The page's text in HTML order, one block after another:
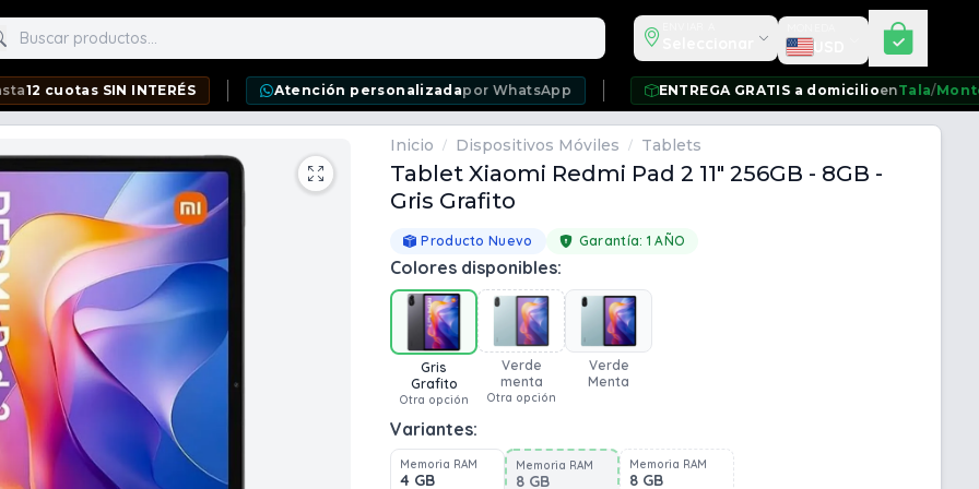
productos Seleccionar moneda
USD
SIN INTERÉS Atención personalizadapor WhatsApp ENTREGA GRATIS a domicilio enTala/ Montevideo/
Inicio / Dispositivos Móviles / Tablets
Tablet Xiaomi Redmi Pad 2 11" 256GB - 8GB -
Gris Grafito
Producto Nuevo Garantía: 1 AÑO
Colores disponibles:
Gris
Grafito
Otra opción
Verde
menta
Otra opción
Verde
Menta
Variantes:
Memoria RAM
4 GB
Memoria RAM
8 GB
Memoria RAM
8 GB